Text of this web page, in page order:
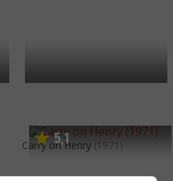
5,1
Carry on Henry (1971)